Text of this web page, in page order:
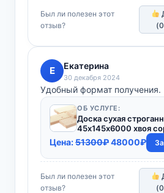
составляла
1480₽.
1400₽.
Был ли полезен этот
отзыв?
(0
Е Екатерина
30 декабря 2024
Удобный формат получения.
ОБ УСЛУГЕ:
Доска сухая
45х145х6000 хвоя
Цена:51300₽
составляла
51300₽.
48000₽
Был ли полезен этот
отзыв?
(0